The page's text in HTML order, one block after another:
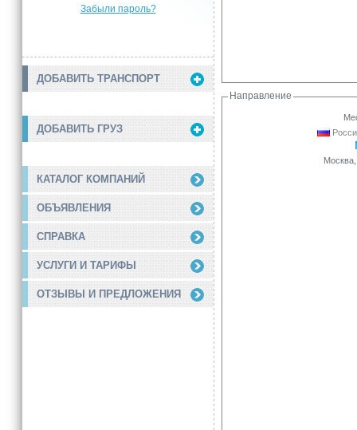
Забыли пароль?
ДОБАВИТЬ ТРАНСПОРТ
ДОБАВИТЬ ГРУЗ
КАТАЛОГ КОМПАНИЙ
ОБЪЯВЛЕНИЯ
СПРАВКА
УСЛУГИ И ТАРИФЫ
ОТЗЫВЫ И ПРЕДЛОЖЕНИЯ
Направление